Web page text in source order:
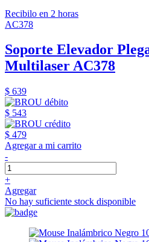
Recibilo en 2 horas
AC378
Soporte Elevador
Multilaser AC378
$ 639
$ 543
$ 479
Agregar a mi carrito
-
+
Agregar
No hay suficiente stock disponible